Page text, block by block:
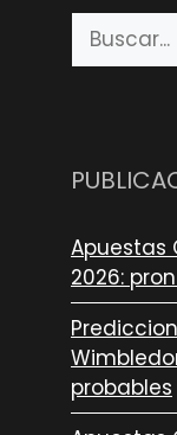
Buscar:
Apuestas
2026:
probables